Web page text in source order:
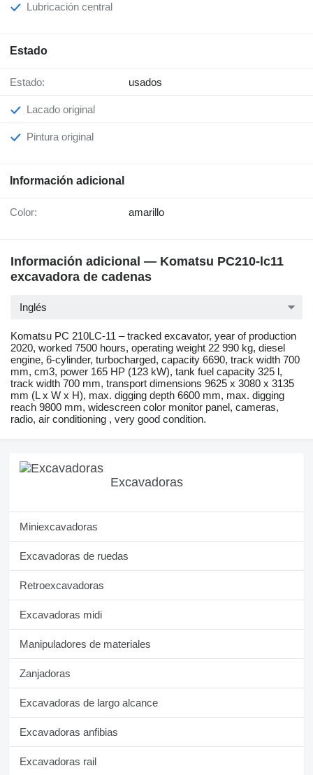
Lubricación central
Estado
Estado: usados
Lacado original
Pintura original
Información adicional
Color: amarillo
Información adicional — Komatsu PC210-lc11
excavadora de cadenas
Inglés
Komatsu PC 210LC-11 – tracked excavator, year of production
2020, worked 7500 hours, operating weight 22 990 kg, diesel
engine, 6-cylinder, turbocharged, capacity 6690, track width 700
mm, cm3, power 165 HP (123 kW), tank fuel capacity 325 l,
track width 700 mm, transport dimensions 9625 x 3080 x 3135
mm (L x W x H), max. digging depth 6600 mm, max. digging
reach 9800 mm, widescreen color monitor panel, cameras,
radio, air conditioning , very good condition.
Excavadoras
Miniexcavadoras
Excavadoras de ruedas
Retroexcavadoras
Excavadoras midi
Manipuladores de materiales
Zanjadoras
Excavadoras de largo alcance
Excavadoras anfibias
Excavadoras rail